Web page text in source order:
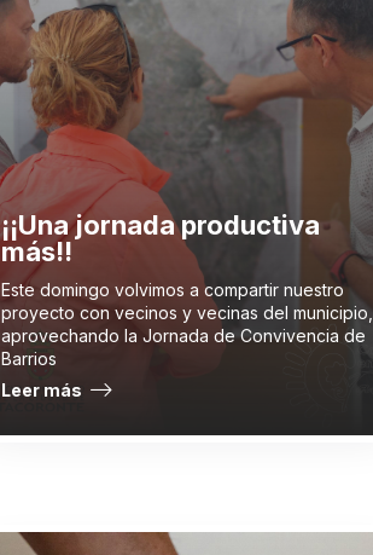
¡¡Una jornada productiva
más!!
Este domingo volvimos a compartir nuestro
proyecto con vecinos y vecinas del municipio,
aprovechando la Jornada de Convivencia de
Barrios
Leer más